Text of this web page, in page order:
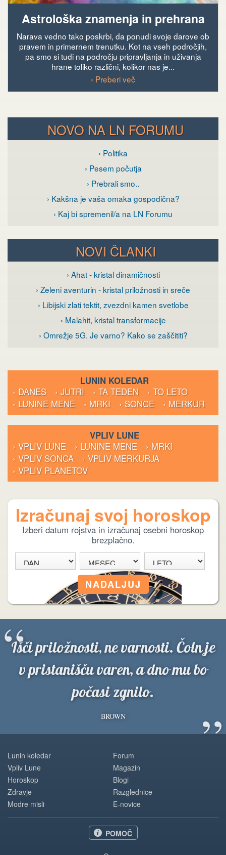
Astrološka znamenja in prehrana
Narava vedno tako poskrbi, da ponudi svoje darove ob
pravem in primernem trenutku. Kot na vseh področjih,
pa smo si tudi na področju pripravljanja in uživanja
hrane toliko različni, kolikor nas je...
› Preberi več
NOVO NA LN FORUMU
› Politika
› Pesem počutja
› Prebrali smo..
› Kakšna je vaša omaka gospodična?
› Kaj bi spremenil/a na LN Forumu
NOVI ČLANKI
› Ahat - kristal dinamičnosti
› Zeleni aventurin - kristal priložnosti in sreče
› Libijski zlati tektit, zvezdni kamen svetlobe
› Malahit, kristal transformacije
› Omrežje 5G. Je varno? Kako se zaščititi?
LUNIN KOLEDAR
› DANES
› JUTRI › TA TEDEN
› TO LETO
› LUNINE MENE
› MRKI › SONCE › MERKUR
VPLIV LUNE
› VPLIV LUNE
› LUNINE MENE
› MRKI
› VPLIV SONCA
› VPLIV MERKURJA
› VPLIV PLANETOV
Izračunaj svoj horoskop
Izberi datum rojstva in izračunaj osebni horoskop
brezplačno.
Išči priložnosti, ne varnosti. Čoln je
v pristanišču varen, a dno mu bo
počasi zgnilo.
BROWN ”
“
Lunin koledar
Vpliv Lune
Horoskop
Zdravje
Modre misli
Forum
Magazin
Blogi
Razglednice
E-novice
POMOČ